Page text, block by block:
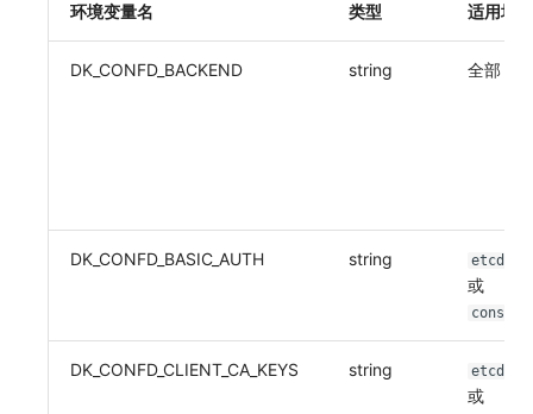
环境变量名 类型 适用场景
DK_CONFD_BACKEND string 全部
DK_CONFD_BASIC_AUTH string etcdv3
或
consul
DK_CONFD_CLIENT_CA_KEYS string etcdv3
或